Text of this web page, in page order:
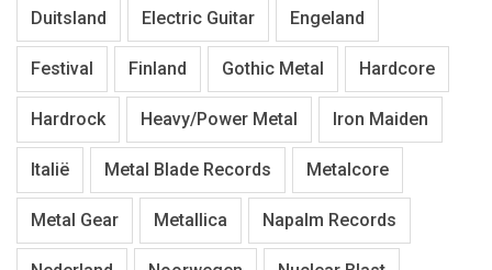
Duitsland Electric Guitar Engeland
Festival Finland Gothic Metal Hardcore
Hardrock Heavy/Power Metal Iron Maiden
Italië Metal Blade Records Metalcore
Metal Gear Metallica Napalm Records